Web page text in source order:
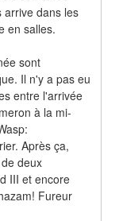
arrive dans les
en salles.
sont
Il n'y a pas eu
entre l'arrivée
à la mi-
Après ça,
deux
III et encore
Fureur